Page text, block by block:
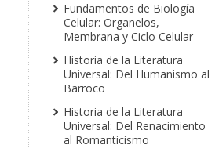
Fundamentos de Biología
Celular: Organelos,
Membrana y Ciclo Celular
Historia de la Literatura
Universal: Del Humanismo al
Barroco
Historia de la Literatura
Universal: Del Renacimiento
al Romanticismo